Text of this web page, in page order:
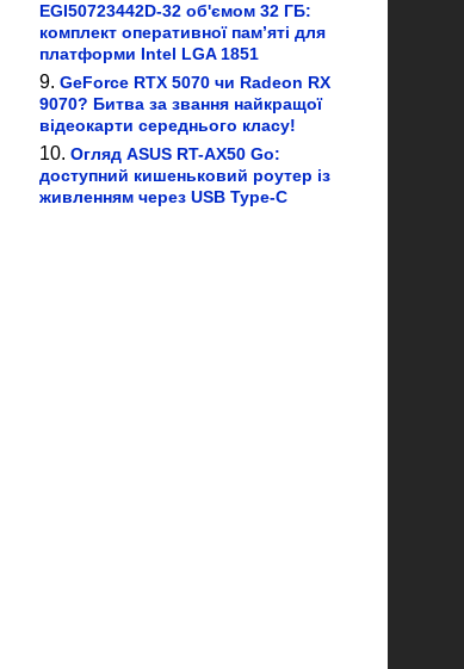
EGI50723442D-32 об'ємом 32 ГБ:
комплект оперативної пам’яті для
платформи Intel LGA 1851
GeForce RTX 5070 чи Radeon RX
9070? Битва за звання найкращої
відеокарти середнього класу!
Огляд ASUS RT-AX50 Go:
доступний кишеньковий роутер із
живленням через USB Type-C